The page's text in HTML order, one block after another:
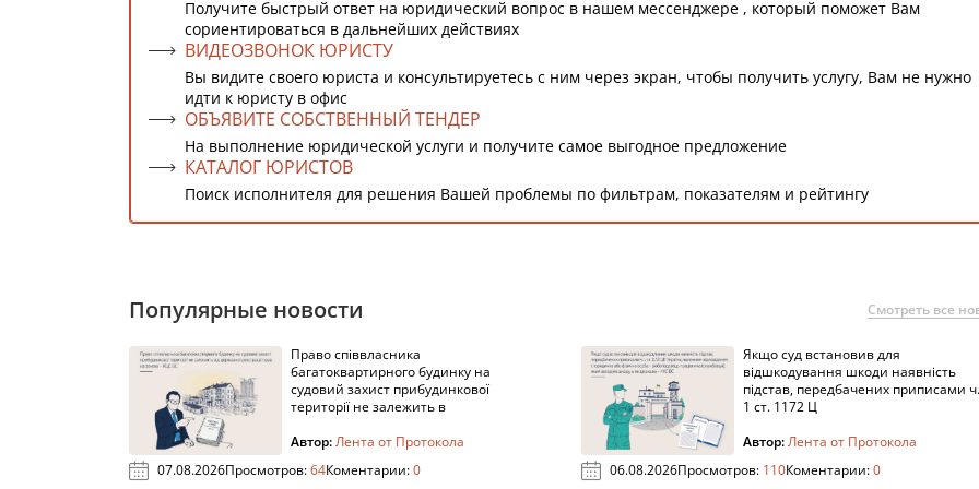
Получите быстрый ответ на юридический вопрос в нашем мессенджере , который поможет Вам
сориентироваться в дальнейших действиях
ВИДЕОЗВОНОК ЮРИСТУ
Вы видите своего юриста и консультируетесь с ним через экран, чтобы получить услугу, Вам не нужно
идти к юристу в офис
ОБЪЯВИТЕ СОБСТВЕННЫЙ ТЕНДЕР
На выполнение юридической услуги и получите самое выгодное предложение
КАТАЛОГ ЮРИСТОВ
Поиск исполнителя для решения Вашей проблемы по фильтрам, показателям и рейтингу
Популярные новости Смотреть все
Право співвласника
багатоквартирного будинку на
судовий захист прибудинкової
території не залежить в
Автор:Лента от Протокола
07.08.2026Просмотров:64Коментарии:0
Якщо суд встановив для
відшкодування шкоди наявність
підстав, передбачених приписами ч.
1 ст. 1172 Ц
Автор:Лента от Протокола
06.08.2026Просмотров: 110Коментарии:0